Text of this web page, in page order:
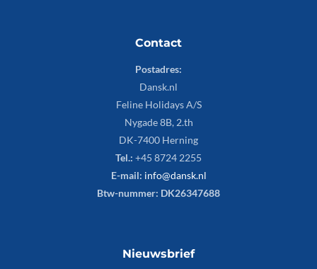
Contact
Postadres:
Dansk.nl
Feline Holidays A/S
Nygade 8B, 2.th
DK-7400 Herning
Tel.: +45 8724 2255
E-mail: info@dansk.nl
Btw-nummer: DK26347688
Nieuwsbrief